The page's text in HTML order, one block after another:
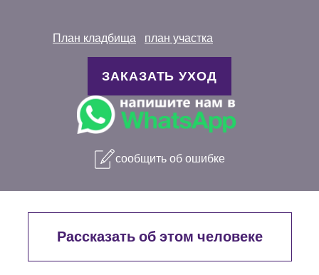
План кладбища план участка
ЗАКАЗАТЬ УХОД
сообщить об ошибке
Рассказать об этом человеке